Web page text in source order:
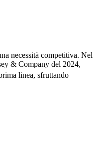
necessità competitiva. Nel
& Company del 2024,
linea, sfruttando